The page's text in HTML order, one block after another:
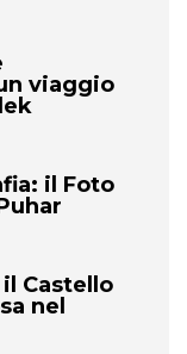
viaggio
il Foto
Castello
nel